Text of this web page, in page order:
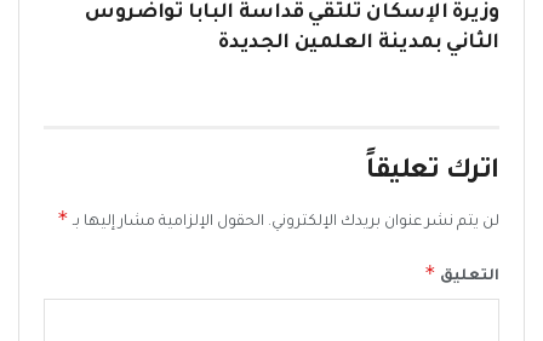
وزيرة الإسكان تلتقي قداسة البابا تواضروس
الثاني بمدينة العلمين الجديدة
اترك تعليقاً
لن يتم نشر عنوان بريدك الإلكتروني. الحقول الإلزامية مشار إليها بـ *
التعليق *